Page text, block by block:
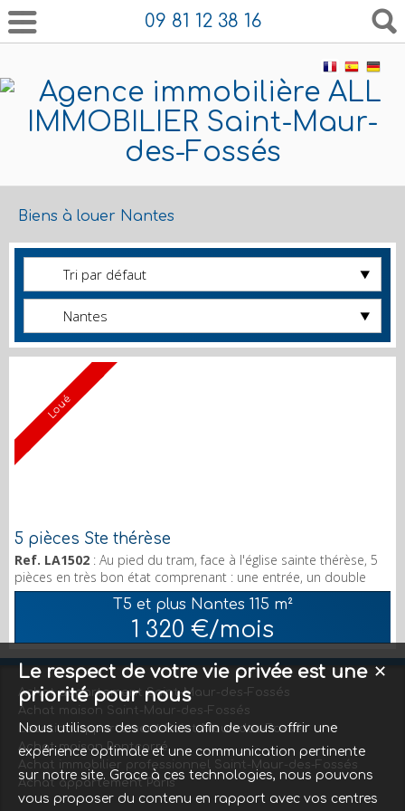
09 81 12 38 16
Biens à louer Nantes
Tri par défaut
Nantes
Loué
5 pièces Ste thérèse
Ref. LA1502 : Au pied du tram, face à l'église sainte thérèse, 5
pièces en très bon état comprenant : une entrée, un double
séjour avec balcon, 3 grandes chambres, 1 bureau, 1 cuisine
indépendante aménagée et équipée, 1 salle d'eau, 1wc séparé
et 1 place de parking. Pour plus d'informations appelez au 06
23 499 479. Garanties demandées.
T5 et plus Nantes 115 m²
1 320 €/mois
Achat appartement Saint-Maur-des-Fossés
Achat maison Saint-Maur-des-Fossés
Location appartement Saint-Maur-des-Fossés
Achat maison Pontcarré
Achat immobilier professionnel Saint-Maur-des-Fossés
Achat appartement Paris
✕
Le respect de votre vie privée est une
priorité pour nous
Nous utilisons des cookies afin de vous offrir une
expérience optimale et une communication pertinente
sur notre site. Grace à ces technologies, nous pouvons
vous proposer du contenu en rapport avec vos centres